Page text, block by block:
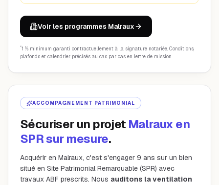
Voir les programmes Malraux
*1 % minimum garanti contractuellement à la signature notariée. Conditions,
plafonds et calendrier précisés au cas par cas en lettre de mission.
ACCOMPAGNEMENT PATRIMONIAL
Sécuriser un projet Malraux en
SPR sur mesure.
Acquérir en Malraux, c'est s'engager 9 ans sur un bien
situé en Site Patrimonial Remarquable (SPR) avec
travaux ABF prescrits. Nous auditons la ventilation